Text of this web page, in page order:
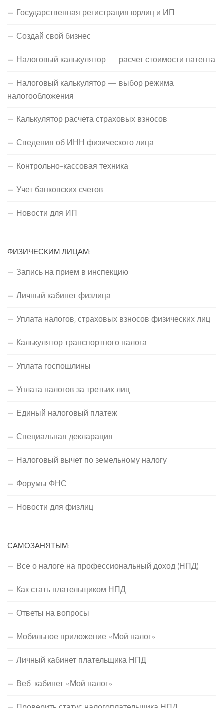
Государственная регистрация юрлиц и ИП
Создай свой бизнес
Налоговый калькулятор — расчет стоимости патента
Налоговый калькулятор — выбор режима
налогообложения
Калькулятор расчета страховых взносов
Сведения об ИНН физического лица
Контрольно-кассовая техника
Учет банковских счетов
Новости для ИП
ФИЗИЧЕСКИМ ЛИЦАМ:
Запись на прием в инспекцию
Личный кабинет физлица
Уплата налогов, страховых взносов физических лиц
Калькулятор транспортного налога
Уплата госпошлины
Уплата налогов за третьих лиц
Единый налоговый платеж
Специальная декларация
Налоговый вычет по земельному налогу
Форумы ФНС
Новости для физлиц
САМОЗАНЯТЫМ:
Все о налоге на профессиональный доход (НПД)
Как стать плательщиком НПД
Ответы на вопросы
Мобильное приложение «Мой налог»
Личный кабинет плательщика НПД
Веб-кабинет «Мой налог»